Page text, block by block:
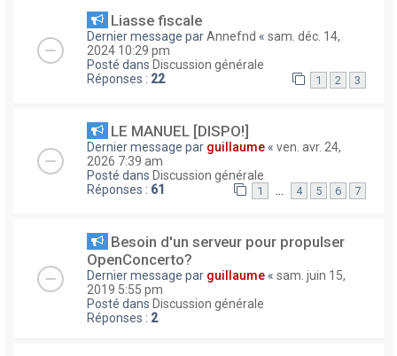
Liasse fiscale
Dernier message parAnnefnd « sam. déc. 14,
2024 10:29 pm
Posté dans Discussion générale
Réponses : 22 1 2 3
LE MANUEL [DISPO!]
Dernier message par guillaume « ven. avr. 24,
2026 7:39 am
Posté dans Discussion générale
Réponses : 61 1 … 4 5 6 7
Besoin d'un serveur pour propulser
OpenConcerto?
Dernier message par guillaume « sam. juin 15,
2019 5:55 pm
Posté dans Discussion générale
Réponses : 2